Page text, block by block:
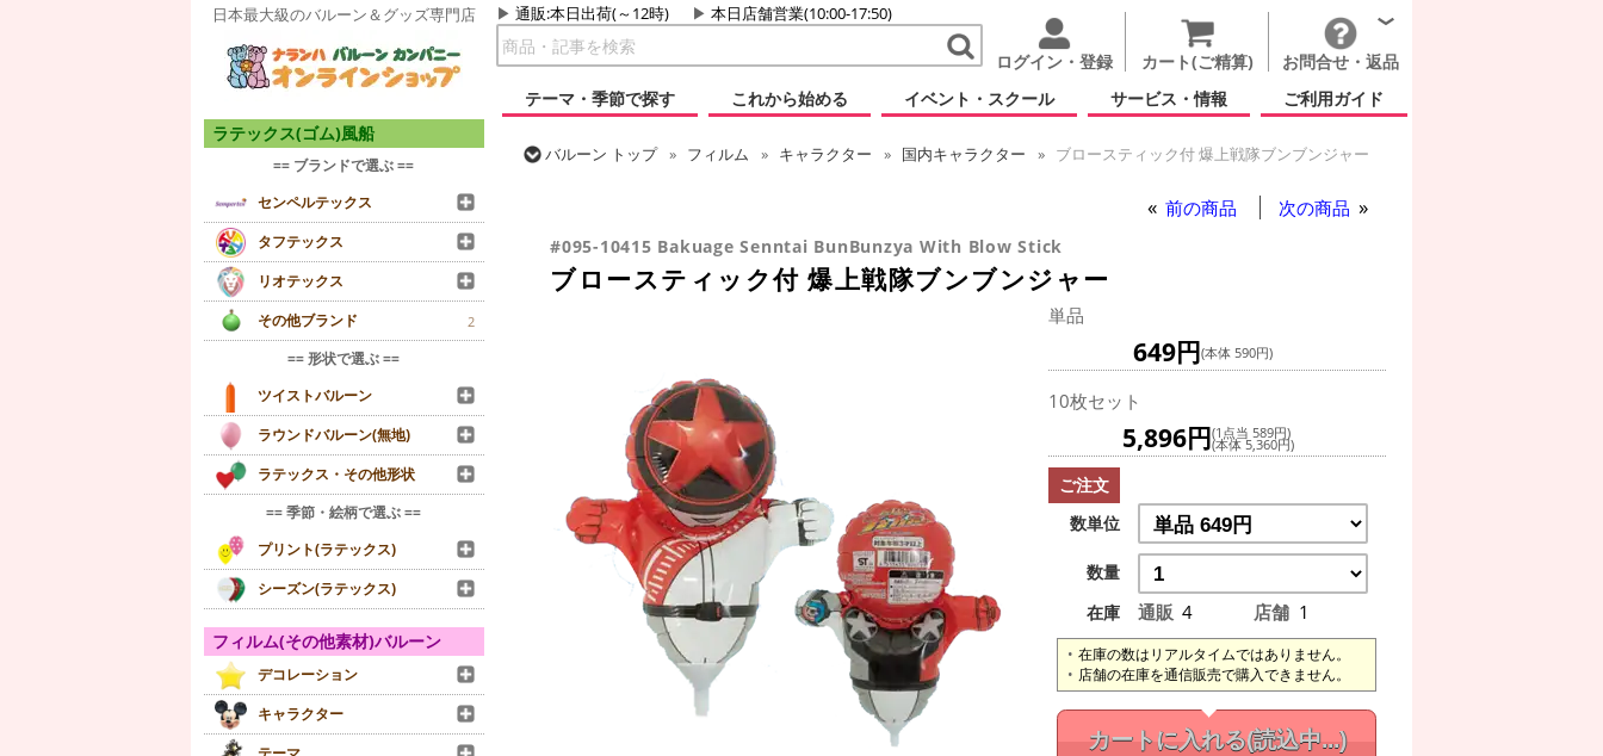
日本最大級のバルーン＆グッズ専門店 通販:本日出荷(～12時) 本日店舗営業(10:00-17:50)
ログイン・登録 カート(ご精算)
お問合せ・返品
テーマ・季節で探す
これから始める イベント・スクール サービス・情報 ご利用ガイド
ラテックス(ゴム)風船
== ブランドで選ぶ ==
センペルテックス
タフテックス
リオテックス
その他ブランド
2
== 形状で選ぶ ==
ツイストバルーン
ラウンドバルーン(無地)
ラテックス・その他形状
== 季節・絵柄で選ぶ ==
プリント(ラテックス)
シーズン(ラテックス)
フィルム(その他素材)バルーン
デコレーション
キャラクター
バルーン トップ フィルム キャラクター 国内キャラクター
ブロースティック付 爆上戦隊ブンブンジャー
前の商品 次の商品
#095-10415 Bakuage Senntai BunBunzya With Blow Stick
ブロースティック付 爆上戦隊ブンブンジャー
単品
649円(本体 590円)
10枚セット
5,896円(1点当 589円)
(本体 5,360円)
ご注文
数単位
数量
在庫
通販 4 店舗 1
在庫の数はリアルタイムではありません。
店舗の在庫を通信販売で購入できません。
カートに入れる(読込中...)